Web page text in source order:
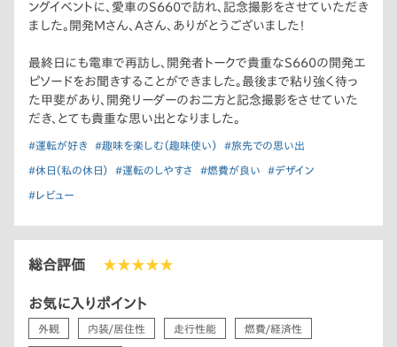
ングイベントに、愛車のS660で訪れ、記念撮影をさせていただき
ました。開発Mさん、Aさん、ありがとうございました！
最終日にも電車で再訪し、開発者トークで貴重なS660の開発エ
ピソードをお聞きすることができました。最後まで粘り強く待っ
た甲斐があり、開発リーダーのお二方と記念撮影をさせていた
だき、とても貴重な思い出となりました。
#運転が好き #趣味を楽しむ（趣味使い） #旅先での思い出
#休日（私の休日） #運転のしやすさ #燃費が良い #デザイン
#レビュー
総合評価 ★★★★★
お気に入りポイント
外観 内装/居住性 走行性能 燃費/経済性